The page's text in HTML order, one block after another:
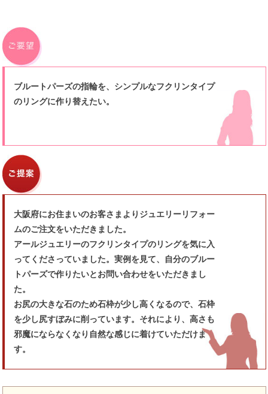
ブルートパーズの指輪を、シンプルなフクリンタイプ
のリングに作り替えたい。
大阪府にお住まいのお客さまよりジュエリーリフォー
ムのご注文をいただきました。
アールジュエリーのフクリンタイプのリングを気に入
ってくださっていました。実例を見て、自分のブルー
トパーズで作りたいとお問い合わせをいただきまし
た。
お尻の大きな石のため石枠が少し高くなるので、石枠
を少し尻すぼみに削っています。それにより、高さも
邪魔にならなくなり自然な感じに着けていただけま
す。